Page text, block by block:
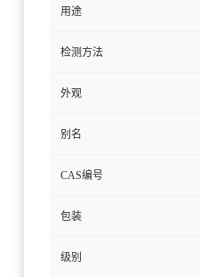
用途
检测方法
外观
别名
CAS编号
包装
级别